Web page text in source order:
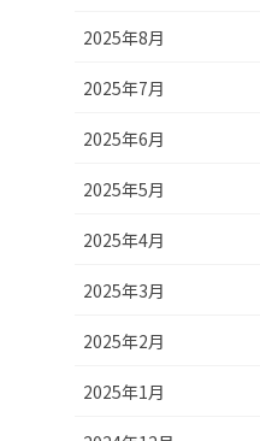
2025年8月
2025年7月
2025年6月
2025年5月
2025年4月
2025年3月
2025年2月
2025年1月